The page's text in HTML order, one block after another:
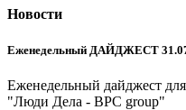
Новости
Еженедельный ДАЙДЖЕСТ
Еженедельный дайджест
"Люди Дела - BPC group"